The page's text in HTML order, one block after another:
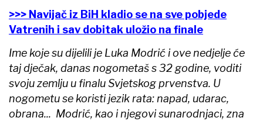
>>> Navijač iz BiH kladio se na sve pobjede
Vatrenih i sav dobitak uložio na finale
Ime koje su dijelili je Luka Modrić i ove nedjelje će
taj dječak, danas nogometaš s 32 godine, voditi
svoju zemlju u finalu Svjetskog prvenstva. U
nogometu se koristi jezik rata: napad, udarac,
obrana... Modrić, kao i njegovi sunarodnjaci, zna